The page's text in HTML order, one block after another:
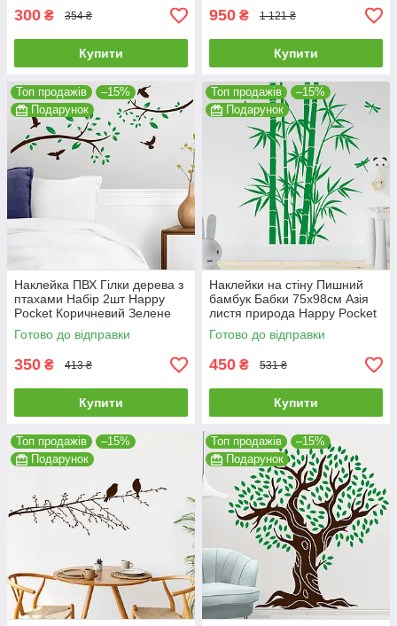
300 ₴ 354 ₴
Купити
950 ₴ 1 121 ₴
Купити
Топ продажів
–15%
Подарунок
Наклейка ПВХ Гілки дерева з
птахами Набір 2шт Happy
Pocket Коричневий Зелене
листя матовий HP-056-
800/62M
Готово до відправки
350 ₴ 413 ₴
Купити
Топ продажів
–15%
Подарунок
Наклейки на стіну Пишний
бамбук Бабки 75х98см Азія
листя природа Happy Pocket
Зелений матовий HP-069S-
062M
Готово до відправки
450 ₴ 531 ₴
Купити
Топ продажів
–15%
Подарунок
Топ продажів
–15%
Подарунок